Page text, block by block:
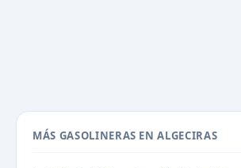
MÁS GASOLINERAS EN ALGECIRAS